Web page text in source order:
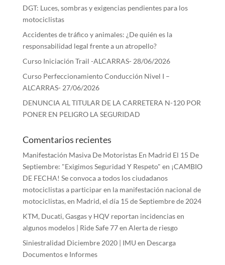
DGT: Luces, sombras y exigencias pendientes para los
motociclistas
Accidentes de tráfico y animales: ¿De quién es la
responsabilidad legal frente a un atropello?
Curso Iniciación Trail -ALCARRAS- 28/06/2026
Curso Perfeccionamiento Conducción Nivel I –
ALCARRAS- 27/06/2026
DENUNCIA AL TITULAR DE LA CARRETERA N-120 POR
PONER EN PELIGRO LA SEGURIDAD
Comentarios recientes
Manifestación Masiva De Motoristas En Madrid El 15 De
Septiembre: "Exigimos Seguridad Y Respeto" en ¡CAMBIO
DE FECHA! Se convoca a todos los ciudadanos
motociclistas a participar en la manifestación nacional de
motociclistas, en Madrid, el día 15 de Septiembre de 2024
KTM, Ducati, Gasgas y HQV reportan incidencias en
algunos modelos | Ride Safe 77en Alerta de riesgo
Siniestralidad Diciembre 2020 | IMU en Descarga
Documentos e Informes